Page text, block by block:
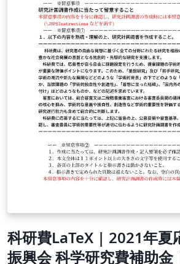
科研費LaTeX | 2021年夏
振興会 科学研究費補助